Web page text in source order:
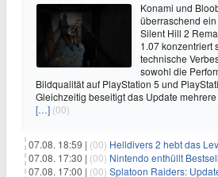
Konami und
überraschend
Silent Hill 2
1.07 konzentriert
technische
sowohl die
Bildqualität auf PlayStation 5 und
Gleichzeitig beseitigt das Update
[…] (00)
07.08. 18:59 | (00) Helldivers 2 hebt das Level-Limit an –
07.08. 17:30 | (00) Nintendo enthüllt Bestseller: Diese Switch-
07.08. 17:00 | (00) Splatoon Raiders: Update